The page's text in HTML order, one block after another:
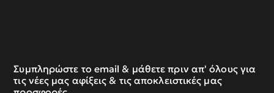
Συμπληρώστε το email & μάθετε πριν απ' όλους για
τις νέες μας αφίξεις & τις αποκλειστικές μας